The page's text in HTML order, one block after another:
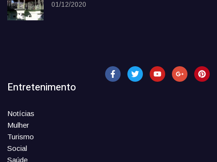
01/12/2020
Entretenimento
Notícias
Mulher
Turismo
Social
Saúde